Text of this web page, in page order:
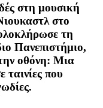
στη μουσική
στο
τη
Πανεπιστήμιο,
οθόνη: Μια
ταινίες που